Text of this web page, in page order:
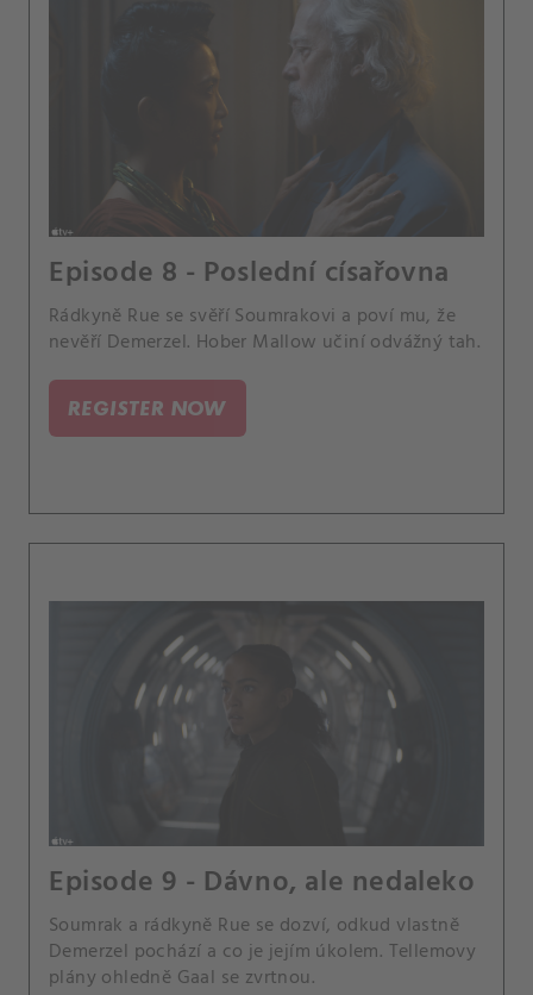
Episode 8 - Poslední císařovna
Rádkyně Rue se svěří Soumrakovi a poví mu, že
nevěří Demerzel. Hober Mallow učiní odvážný tah.
REGISTER NOW
Episode 9 - Dávno, ale nedaleko
Soumrak a rádkyně Rue se dozví, odkud vlastně
Demerzel pochází a co je jejím úkolem. Tellemovy
plány ohledně Gaal se zvrtnou.